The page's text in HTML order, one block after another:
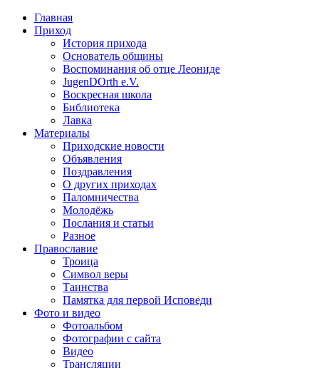
Главная
Приход
История прихода
Основатель общины
Воспоминания об отце Леониде
JugenDOrth e.V.
Воскресная школа
Библиотека
Лавка
Материалы
Приходские новости
Объявления
Поздравления
О других приходах
Паломничества
Молодёжь
Послания и статьи
Разное
Православие
Троица
Символ веры
Таинства
Памятка для первой Исповеди
Фото и видео
Фотоальбом
Фотографии с сайта
Видео
Трансляции